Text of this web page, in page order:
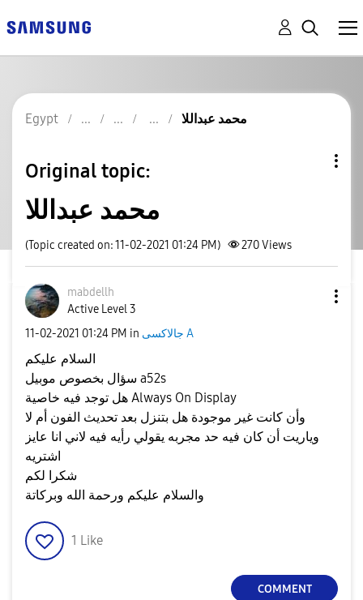
Egypt محمد عبداللا
Original topic:
محمد عبداللا
(Topic created on: 11-02-2021 01:24 PM) 270Views
mabdellh
Active Level 3
‎11-02-2021 01:24 PM in جالاكسى A
سؤال بخصوص موبيل a52s
Always On Display
وأن كانت غير موجودة هل بتنزل بعد تحديث الفون أم لا
وياريت أن كان فيه حد مجربه يقولي رأيه فيه لاني انا عايز
اشتريه
1 Like
COMMENT